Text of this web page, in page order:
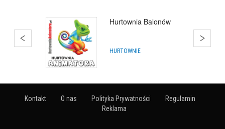
Hurtownia Balonów
HURTOWNIE
Kontakt O nas Polityka Prywatności
Regulamin
Reklama